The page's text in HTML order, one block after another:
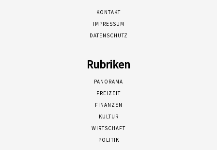
KONTAKT
IMPRESSUM
DATENSCHUTZ
Rubriken
PANORAMA
FREIZEIT
FINANZEN
KULTUR
WIRTSCHAFT
POLITIK